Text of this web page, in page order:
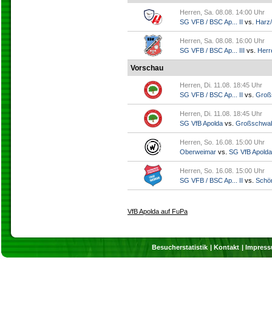
Herren, Sa. 08.08. 14:00 Uhr
SG VFB / BSC Ap... II
vs.
Herren, Sa. 08.08. 16:00 Uhr
SG VFB / BSC Ap... III
vs.
Vorschau
Herren, Di. 11.08. 18:45 Uhr
SG VFB / BSC Ap... II
vs.
Herren, Di. 11.08. 18:45 Uhr
SG VfB Apolda vs.
Herren, So. 16.08. 15:00 Uhr
Oberweimar vs. SG VfB Apolda
Herren, So. 16.08. 15:00 Uhr
SG VFB / BSC Ap... II
vs.
VfB Apolda auf FuPa
Besucherstatistik Kontakt